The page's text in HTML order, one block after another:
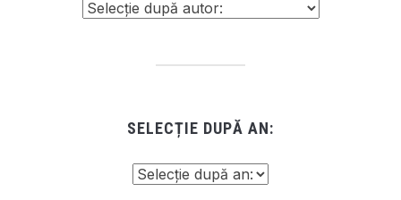
SELECȚIE DUPĂ AN: